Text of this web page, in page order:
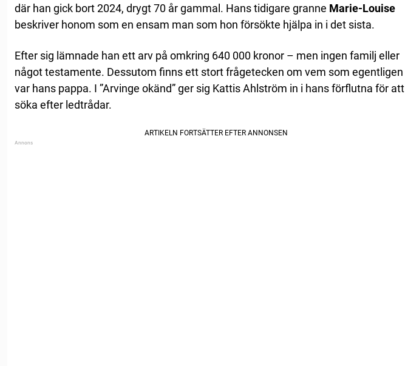
där han gick bort 2024, drygt 70 år gammal. Hans tidigare granne Marie-Louise
beskriver honom som en ensam man som hon försökte hjälpa in i det sista.
Efter sig lämnade han ett arv på omkring 640 000 kronor – men ingen familj eller
något testamente. Dessutom finns ett stort frågetecken om vem som egentligen
var hans pappa. I ”Arvinge okänd” ger sig Kattis Ahlström in i hans förflutna för att
söka efter ledtrådar.